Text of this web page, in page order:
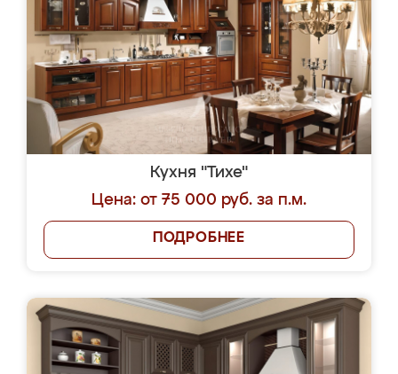
Кухня "Тихе"
Цена: от 75 000 руб. за п.м.
ПОДРОБНЕЕ